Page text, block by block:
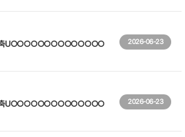
단축U○○○○○○○○○○○○○○ 2026-06-23
단축U○○○○○○○○○○○○○○ 2026-06-23